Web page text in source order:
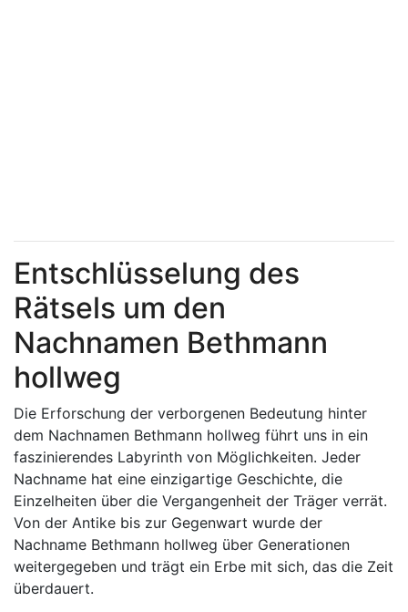
Entschlüsselung des
Rätsels um den
Nachnamen Bethmann
hollweg
Die Erforschung der verborgenen Bedeutung hinter
dem Nachnamen Bethmann hollweg führt uns in ein
faszinierendes Labyrinth von Möglichkeiten. Jeder
Nachname hat eine einzigartige Geschichte, die
Einzelheiten über die Vergangenheit der Träger verrät.
Von der Antike bis zur Gegenwart wurde der
Nachname Bethmann hollweg über Generationen
weitergegeben und trägt ein Erbe mit sich, das die Zeit
überdauert.